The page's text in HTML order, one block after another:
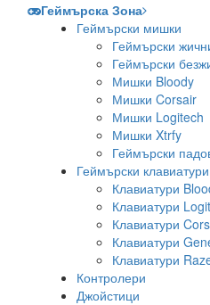
Геймърска Зона
Геймърски мишки
Геймърски
Геймърски
Мишки Bloody
Мишки Corsair
Мишки Logitech
Мишки Xtrfy
Геймърски
Геймърски клавиатури
Клавиатури
Клавиатури
Клавиатури
Клавиатури
Клавиатури
Контролери
Джойстици